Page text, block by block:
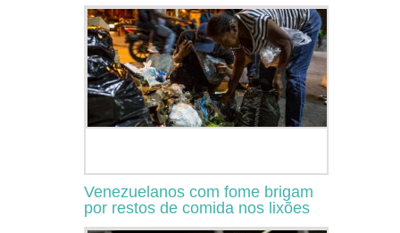
Venezuelanos com fome brigam
por restos de comida nos lixões